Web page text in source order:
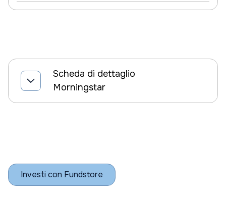
Scheda di dettaglio
Morningstar
Investi con Fundstore